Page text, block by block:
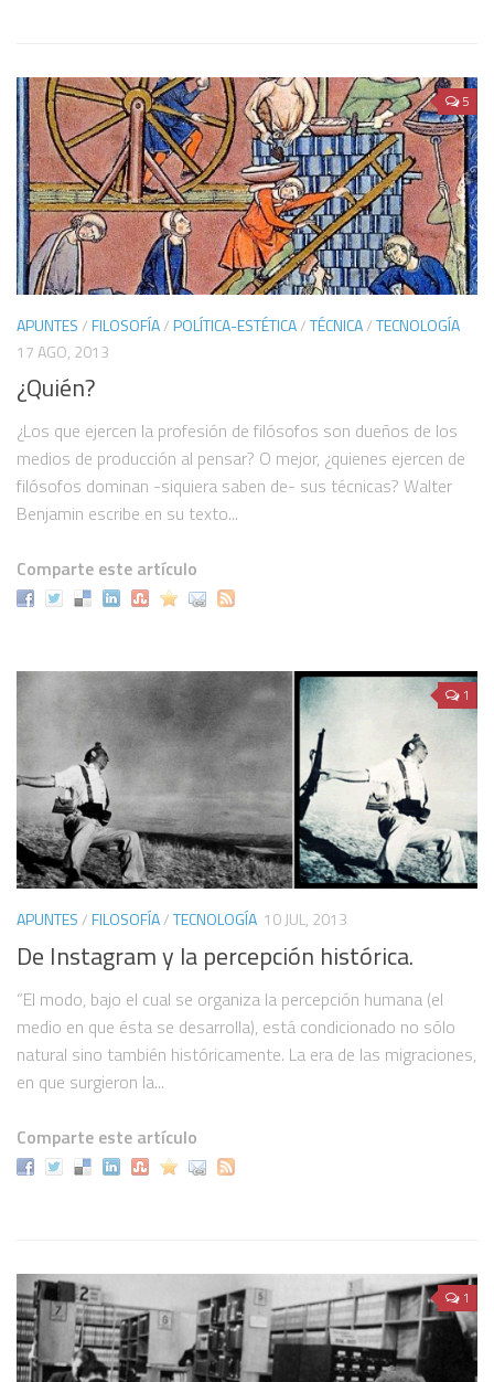
Sesiones COVID 19
Discusión sobre “Deleuze and the Diagram” con el
SeminarioHDTEC
I Coloquio “El pensamiento sobre la técnica en México”
Qatipana: Hacia un devenir de la cosmotécnica Latinoamericana
Invención. Gilbert Simondon
Invención. Gilbert Simondon 2
¿Cómo hacer un proyecto de humanidades digitales usando datos
bibliográficos? El caso de #TesisFilosUNAM
Museo de la Mujer 2020
Divulgación
5
APUNTES/FILOSOFÍA/POLÍTICA-ESTÉTICA/TÉCNICA/TECNOLOGÍA
17 AGO, 2013
¿Quién?
¿Los que ejercen la profesión de filósofos son dueños de los
medios de producción al pensar? O mejor, ¿quienes ejercen de
filósofos dominan -siquiera saben de- sus técnicas? Walter
Benjamin escribe en su texto...
Comparte este artículo
1
APUNTES/FILOSOFÍA/TECNOLOGÍA 10 JUL, 2013
De Instagram y la percepción histórica.
“El modo, bajo el cual se organiza la percepción humana (el
medio en que ésta se desarrolla), está condicionado no sólo
natural sino también históricamente. La era de las migraciones,
en que surgieron la...
Comparte este artículo
1